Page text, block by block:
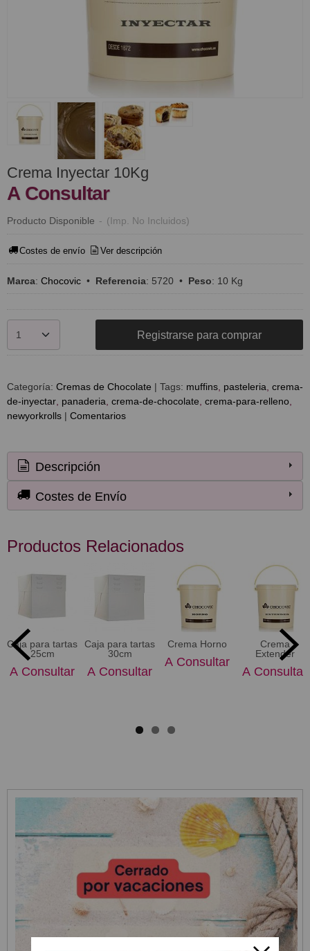
Crema Inyectar 10Kg
A Consultar
Producto Disponible - (Imp. No Incluidos)
Costes de envío Ver descripción
Marca: Chocovic • Referencia: 5720 • Peso: 10 Kg
Registrarse para comprar
Categoría: Cremas de Chocolate | Tags: muffins pasteleria crema-
de-inyectar panaderia crema-de-chocolate crema-para-relleno
newyorkrolls | Comentarios
Descripción
Costes de Envío
Productos Relacionados
Caja para tartas
25cm
A Consultar
Caja para tartas
30cm
A Consultar
Crema Horno
A Consultar
Crema
Extender
A Consultar